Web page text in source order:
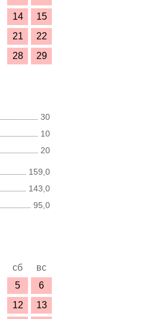
14
15
21
22
28
29
30
10
20
159,0
143,0
95,0
сб
вс
5
6
12
13